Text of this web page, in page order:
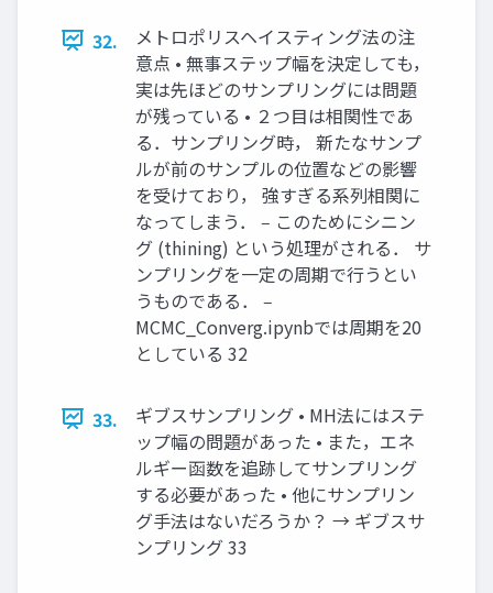
32.
メトロポリスヘイスティング法の注
意点 • 無事ステップ幅を決定しても，
実は先ほどのサンプリングには問題
が残っている • ２つ目は相関性であ
る．サンプリング時， 新たなサンプ
ルが前のサンプルの位置などの影響
を受けており， 強すぎる系列相関に
なってしまう． ‒ このためにシニン
グ (thining) という処理がされる． サ
ンプリングを一定の周期で行うとい
うものである． ‒
MCMC_Converg.ipynbでは周期を20
としている 32
33.
ギブスサンプリング • MH法にはステ
ップ幅の問題があった • また，エネ
ルギー函数を追跡してサンプリング
する必要があった • 他にサンプリン
グ手法はないだろうか？ → ギブスサ
ンプリング 33